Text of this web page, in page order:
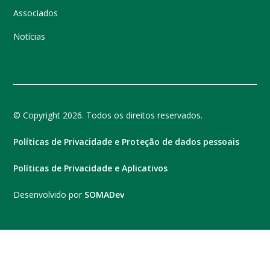
Associados
Notícias
© Copyright 2026. Todos os direitos reservados.
Políticas de Privacidade e Proteção de dados pessoais
Políticas de Privacidade e Aplicativos
Desenvolvido por SOMADev